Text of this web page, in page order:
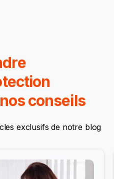
nos conseils
exclusifs de notre blog